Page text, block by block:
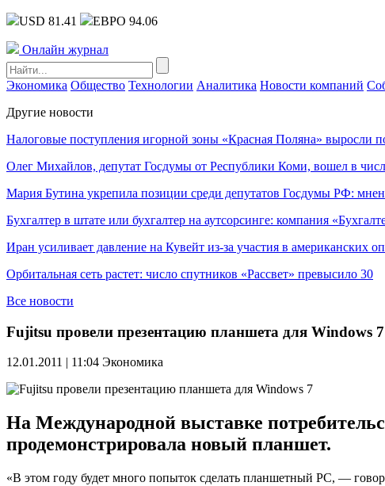
USD 81.41 ЕВРО 94.06
Онлайн журнал
Экономика Общество Технологии Аналитика Новости компаний
Другие новости
Налоговые поступления игорной зоны «Красная Поляна» выросли
Олег Михайлов, депутат Госдумы от Республики Коми, вошел в
Мария Бутина укрепила позиции среди депутатов Госдумы РФ:
Бухгалтер в штате или бухгалтер на аутсорсинге: компания
Иран усиливает давление на Кувейт из-за участия в американских
Орбитальная сеть растет: число спутников «Рассвет» превысило 30
Все новости
Fujitsu провели презентацию планшета для Windows 7
12.01.2011 | 11:04 Экономика
На Международной выставке
продемонстрировала новый планшет.
«В этом году будет много попыток сделать планшетный PC, —